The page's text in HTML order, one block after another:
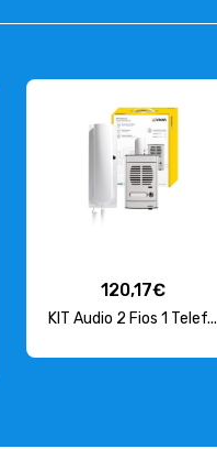
120,17€
KIT Audio 2 Fios 1 Telef...